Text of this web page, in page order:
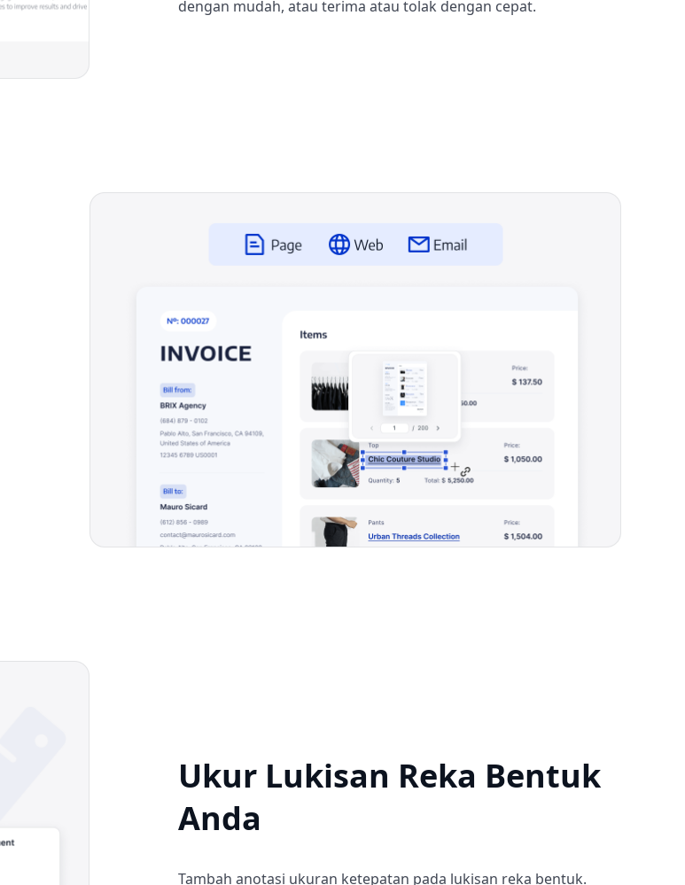
dengan mudah, atau terima atau tolak dengan cepat.
Ukur Lukisan Reka Bentuk
Anda
Tambah anotasi ukuran ketepatan pada lukisan reka bentuk.